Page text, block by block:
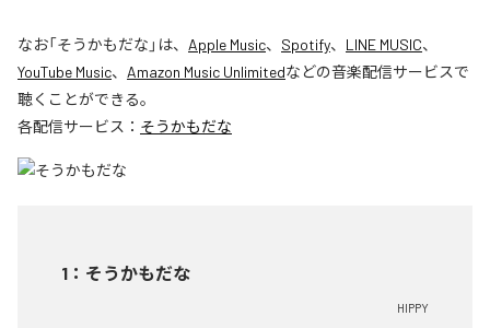
なお「そうかもだな 」は、 Apple Music、 Spotify、 LINE MUSIC、
YouTube Music、 Amazon Music Unlimitedなどの音楽配信サービスで
聴くことができる。
各配信サービス： そうかもだな
1 ： そうかもだな
HIPPY